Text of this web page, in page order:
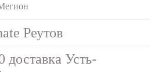
Реутов
доставка Усть-